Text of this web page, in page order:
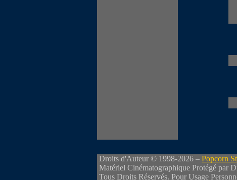
Droits d'Auteur © 1998-2026 – Popcorn
Matériel Cinématographique Protégé par
Tous Droits Réservés. Pour Usage